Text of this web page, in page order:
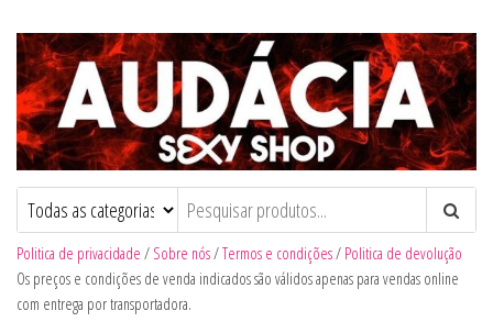
Audacia Sexy Shop
Politica de privacidade / Sobre nós/Termos e condições/ Politica de devolução
Os preços e condições de venda indicados são válidos apenas para vendas online
com entrega por transportadora.